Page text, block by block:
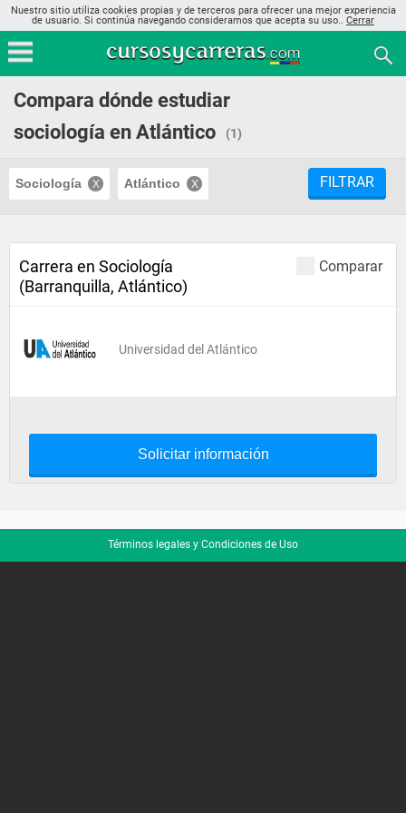
Nuestro sitio utiliza cookies propias y de terceros para ofrecer una mejor experiencia
de usuario. Si continúa navegando consideramos que acepta su uso.. Cerrar
Compara dónde estudiar
sociología en Atlántico
(1)
Sociología Atlántico FILTRAR
Comparar
Carrera en Sociología
(Barranquilla, Atlántico)
Universidad del Atlántico
Solicitar información
Términos legales y Condiciones de Uso